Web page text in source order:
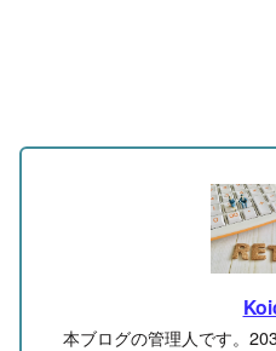
本ブログの管理人です。